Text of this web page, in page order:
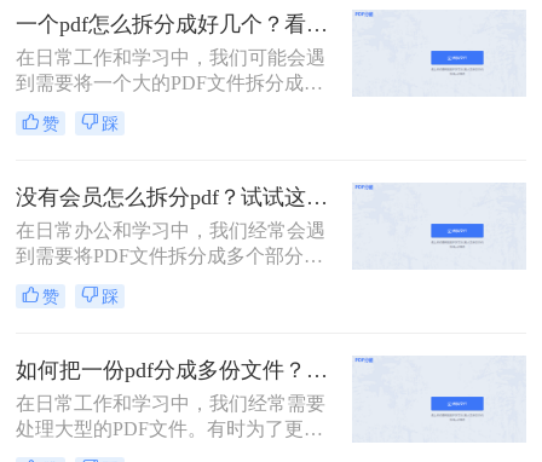
技巧都是非常有用的。那么PDF如何
拆分成多个PDF呢？本文将介绍两种
简单且高效的PDF拆分方法。
一个pdf怎么拆分成好几个？看看下面的二种方法！
在日常工作和学习中，我们可能会遇
到需要将一个大的PDF文件拆分成多
个较小文件的情况。例如，为了便于
共享、减少文件大小或是针对特定页
常有用的。那么一个pdf怎么拆分成好
几个呢？本文将详细介绍两种常见的
PDF拆分方法。
赞 踩
没有会员怎么拆分pdf？试试这二种拆分方法！
在日常办公和学习中，我们经常会遇
到需要将PDF文件拆分成多个部分的
情况。然而，许多PDF处理工具都需
要会员权限才能使用拆分功能。那么
两种无需会员权限即可拆分PDF的方
法，帮助您轻松应对这一需求。
赞 踩
如何把一份pdf分成多份文件？这3种拆分小妙招了解下！
在日常工作和学习中，我们经常需要
处理大型的PDF文件。有时为了更便
于查阅或分享，我们可能需要将这些